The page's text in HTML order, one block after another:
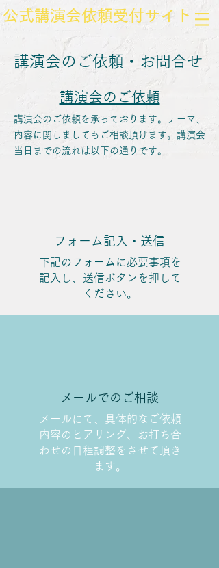
​公式講演会依頼受付サイト
​講演会のご依頼・お問合せ
​講演会のご依頼
講演会のご依頼を承っております。テーマ、
内容に関しましてもご相談頂けます。講演会
当日までの流れは以下の通りです。
​フォーム記入・送信
​下記のフォームに必要事項を
記入し、送信ボタンを押して
ください。
​メールでのご相談
​メールにて、具体的なご依頼
内容のヒアリング、お打ち合
わせの日程調整をさせて頂き
ます。